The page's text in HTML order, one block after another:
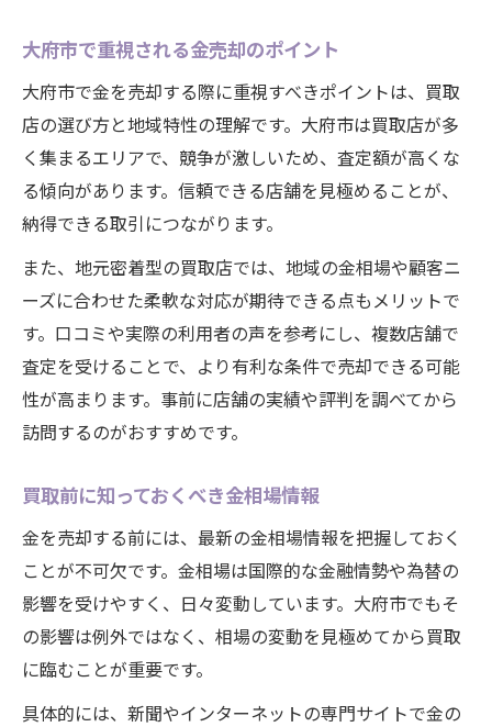
大府市で重視される金売却のポイント
大府市で金を売却する際に重視すべきポイントは、買取
店の選び方と地域特性の理解です。大府市は買取店が多
く集まるエリアで、競争が激しいため、査定額が高くな
る傾向があります。信頼できる店舗を見極めることが、
納得できる取引につながります。
また、地元密着型の買取店では、地域の金相場や顧客ニ
ーズに合わせた柔軟な対応が期待できる点もメリットで
す。口コミや実際の利用者の声を参考にし、複数店舗で
査定を受けることで、より有利な条件で売却できる可能
性が高まります。事前に店舗の実績や評判を調べてから
訪問するのがおすすめです。
買取前に知っておくべき金相場情報
金を売却する前には、最新の金相場情報を把握しておく
ことが不可欠です。金相場は国際的な金融情勢や為替の
影響を受けやすく、日々変動しています。大府市でもそ
の影響は例外ではなく、相場の変動を見極めてから買取
に臨むことが重要です。
具体的には、新聞やインターネットの専門サイトで金の